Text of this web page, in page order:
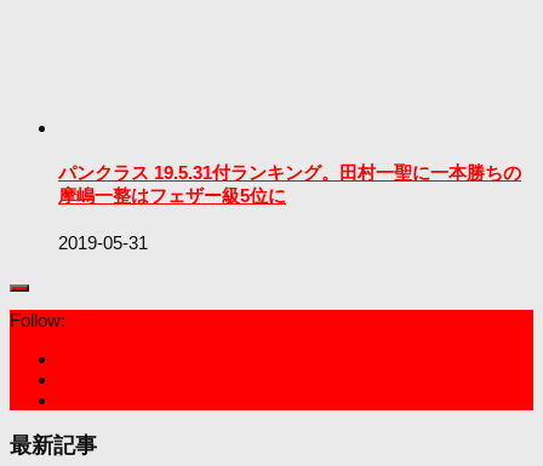
パンクラス 19.5.31付ランキング。田村一聖に一本勝ちの
摩嶋一整はフェザー級5位に
2019-05-31
Follow:
最新記事